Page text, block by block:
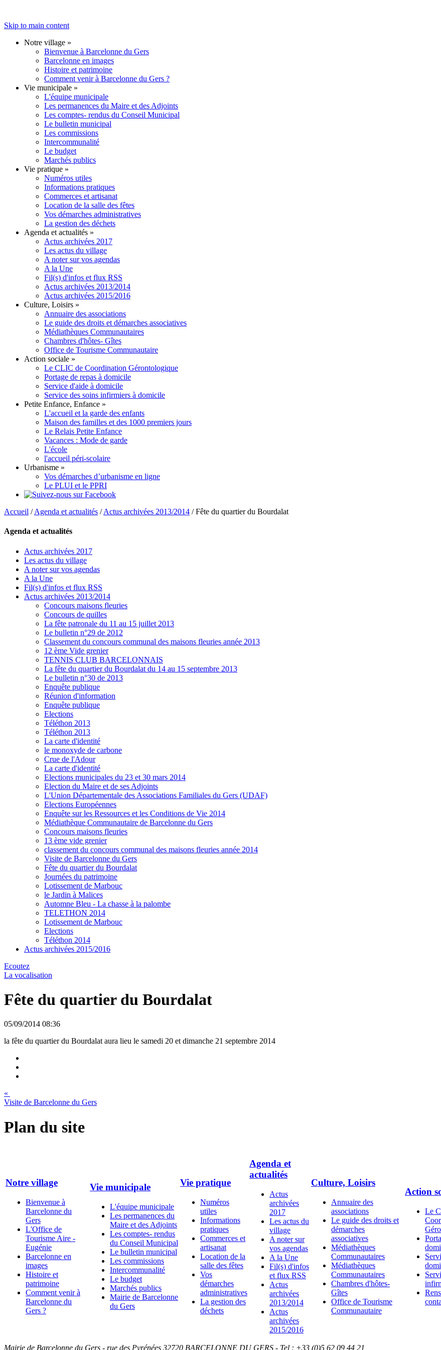
Skip to main content
Notre village »
Bienvenue à Barcelonne du Gers
Barcelonne en images
Histoire et patrimoine
Comment venir à Barcelonne du Gers ?
Vie municipale »
L'équipe municipale
Les permanences du Maire et des Adjoints
Les comptes- rendus du Conseil Municipal
Le bulletin municipal
Les commissions
Intercommunalité
Le budget
Marchés publics
Vie pratique »
Numéros utiles
Informations pratiques
Commerces et artisanat
Location de la salle des fêtes
Vos démarches administratives
La gestion des déchets
Agenda et actualités »
Actus archivées 2017
Les actus du village
A noter sur vos agendas
A la Une
Fil(s) d'infos et flux RSS
Actus archivées 2013/2014
Actus archivées 2015/2016
Culture, Loisirs »
Annuaire des associations
Le guide des droits et démarches associatives
Médiathèques Communautaires
Chambres d'hôtes- Gîtes
Office de Tourisme Communautaire
Action sociale »
Le CLIC de Coordination Gérontologique
Portage de repas à domicile
Service d'aide à domicile
Service des soins infirmiers à domicile
Petite Enfance, Enfance »
L'accueil et la garde des enfants
Maison des familles et des 1000 premiers jours
Le Relais Petite Enfance
Vacances : Mode de garde
L'école
l'accueil péri-scolaire
Urbanisme »
Vos démarches d’urbanisme en ligne
Le PLUI et le PPRI
Accueil / Agenda et actualités / Actus archivées 2013/2014 / Fête du quartier du Bourdalat
Agenda et actualités
Actus archivées 2017
Les actus du village
A noter sur vos agendas
A la Une
Fil(s) d'infos et flux RSS
Actus archivées 2013/2014
Concours maisons fleuries
Concours de quilles
La fête patronale du 11 au 15 juillet 2013
Le bulletin n°29 de 2012
Classement du concours communal des maisons fleuries année 2013
12 ème Vide grenier
TENNIS CLUB BARCELONNAIS
La fête du quartier du Bourdalat du 14 au 15 septembre 2013
Le bulletin n°30 de 2013
Enquête publique
Réunion d'information
Enquête publique
Elections
Téléthon 2013
Téléthon 2013
La carte d'identité
le monoxyde de carbone
Crue de l'Adour
La carte d'identité
Elections municipales du 23 et 30 mars 2014
Election du Maire et de ses Adjoints
L'Union Départementale des Associations Familiales du Gers (UDAF)
Elections Européennes
Enquête sur les Ressources et les Conditions de Vie 2014
Médiathèque Communautaire de Barcelonne du Gers
Concours maisons fleuries
13 ème vide grenier
classement du concours communal des maisons fleuries année 2014
Visite de Barcelonne du Gers
Fête du quartier du Bourdalat
Journées du patrimoine
Lotissement de Marbouc
le Jardin à Malices
Automne Bleu - La chasse à la palombe
TELETHON 2014
Lotissement de Marbouc
Elections
Téléthon 2014
Actus archivées 2015/2016
Ecoutez
La vocalisation
Fête du quartier du Bourdalat
05/09/2014 08:36
la fête du quartier du Bourdalat aura lieu le samedi 20 et dimanche 21 septembre 2014
«
Visite de Barcelonne du Gers
Plan du site
Notre village
Bienvenue à
Barcelonne du
Gers
L'Office de
Tourisme Aire -
Eugénie
Barcelonne en
images
Histoire et
patrimoine
Comment venir à
Barcelonne du
Gers ?
Vie municipale
L'équipe municipale
Les permanences du
Maire et des Adjoints
Les comptes- rendus
du Conseil Municipal
Le bulletin municipal
Les commissions
Intercommunalité
Le budget
Marchés publics
Mairie de Barcelonne
du Gers
Vie pratique
Numéros
utiles
Informations
pratiques
Commerces et
artisanat
Location de la
salle des fêtes
Vos
démarches
administratives
La gestion des
déchets
Agenda et
actualités
Actus
archivées
2017
Les actus du
village
A noter sur
vos agendas
A la Une
Fil(s) d'infos
et flux RSS
Actus
archivées
2013/2014
Actus
archivées
2015/2016
Culture, Loisirs
Annuaire des
associations
Le guide des droits et
démarches
associatives
Médiathèques
Communautaires
Médiathèques
Communautaires
Chambres d'hôtes-
Gîtes
Office de Tourisme
Communautaire
Action
Le
Mairie de Barcelonne du Gers - rue des Pyrénées 32720 BARCELONNE DU GERS - Tel : +33 (0)5 62 09 44 21